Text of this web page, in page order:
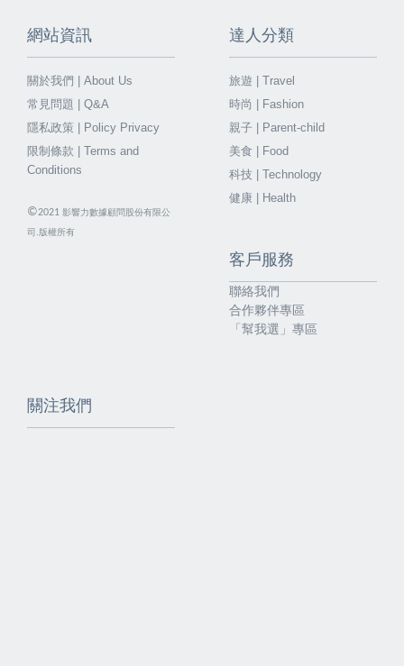
網站資訊
關於我們 | About Us
常見問題 | Q&A
隱私政策 | Policy Privacy
限制條款 | Terms and
Conditions
©2021 影響力數據顧問股份有限公
司.版權所有
達人分類
旅遊 | Travel
時尚 | Fashion
親子 | Parent-child
美食 | Food
科技 | Technology
健康 | Health
客戶服務
聯絡我們
合作夥伴專區
「幫我選」專區
關注我們